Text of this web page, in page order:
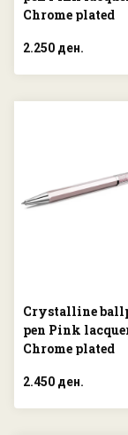
Chrome plated
2.250 ден.
Crystalline
pen Pink
Chrome plated
2.450 ден.